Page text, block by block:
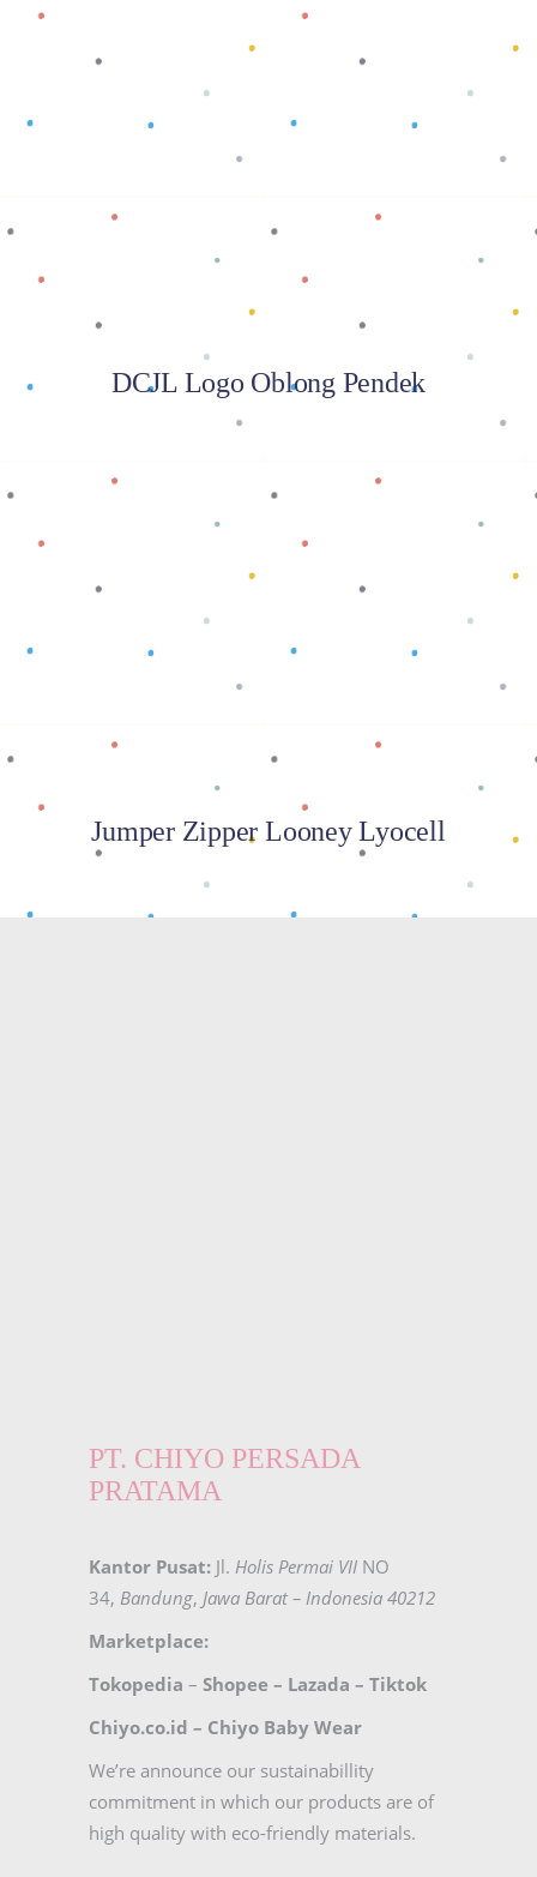
Baca selengkapnya
DCJL Logo Oblong Pendek
Jumper Zipper Looney Lyocell
PT. CHIYO PERSADA
PRATAMA
Kantor Pusat: Jl. Holis Permai VII NO
34, Bandung, Jawa Barat – Indonesia 40212
Marketplace:
Tokopedia – Shopee – Lazada – Tiktok
Chiyo.co.id – Chiyo Baby Wear
We’re announce our sustainabillity
commitment in which our products are of
high quality with eco-friendly materials.